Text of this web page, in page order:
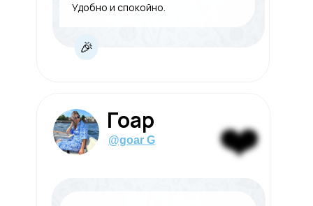
❤️
@goar G
Гоар
Удобно и спокойно.
🎉